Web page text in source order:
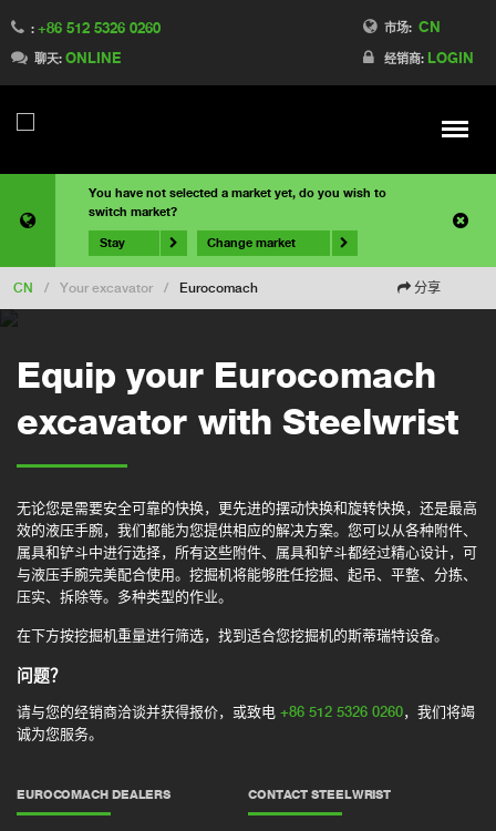
市场: CN
经销商: LOGIN
: +86 512 5326 0260
聊天: ONLINE
Meny
You have not selected a market yet, do you wish to
switch market?
Stay Change market
CN / Your excavator / Eurocomach 分享
Equip your Eurocomach
excavator with Steelwrist
无论您是需要安全可靠的快换，更先进的摆动快换和旋转快换，还是最高
效的液压手腕，我们都能为您提供相应的解决方案。您可以从各种附件、
属具和铲斗中进行选择，所有这些附件、属具和铲斗都经过精心设计，可
与液压手腕完美配合使用。挖掘机将能够胜任挖掘、起吊、平整、分拣、
压实、拆除等。多种类型的作业。
在下方按挖掘机重量进行筛选，找到适合您挖掘机的斯蒂瑞特设备。
问题？
请与您的经销商洽谈并获得报价，或致电 +86 512 5326 0260，我们将竭
诚为您服务。
EUROCOMACH DEALERS CONTACT STEELWRIST